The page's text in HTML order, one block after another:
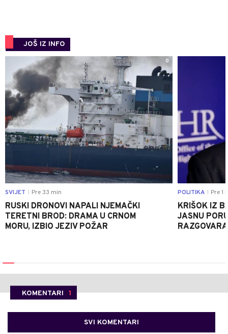
JOŠ IZ INFO
0
SVIJET Pre 33 min
RUSKI DRONOVI NAPALI NJEMAČKI
TERETNI BROD: DRAMA U CRNOM
MORU, IZBIO JEZIV POŽAR
POLITIKA Pre 1 h
KRIŠOK IZ
JASNU
KOMENTARI 1
SVI KOMENTARI